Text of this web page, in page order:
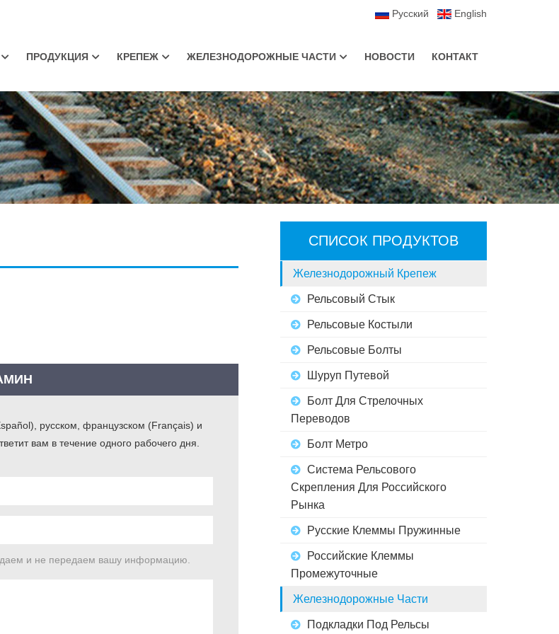
Русский English
ПРОДУКЦИЯ
Рельсовые Костыли
Подкладки Под Рельсы
Противоугоны Пружинные
Стрелочные Переводы
AGICO Шпалы
ГОСТ Стандартный Рельс
Промежуточные
КРЕПЕЖ
Стык Рельсовые Костыли
Болты Шуруп Путевой
Для Стрелочных
Болт Метро
Система Рельсового
ЖЕЛЕЗНОДОРОЖНЫЕ ЧАСТИ
Подкладки Под Рельсы Противоугоны Пружинные
Подрельсовые Прокладки Путевой Шаблон
ГОСТ Стандартный Рельс
НОВОСТИ КОНТАКТ
русском, французском (Français) и
и не передаем вашу информацию.
СПИСОК ПРОДУКТОВ
Железнодорожный Крепеж
Рельсовый Стык
Рельсовые Костыли
Рельсовые Болты
Шуруп Путевой
Болт Для Стрелочных
Переводов
Болт Метро
Система Рельсового
Скрепления Для Российского
Рынка
Русские Клеммы Пружинные
Российские Клеммы
Промежуточные
Железнодорожные Части
Подкладки Под Рельсы